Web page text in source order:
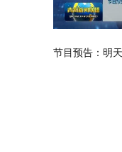
节目预告：明